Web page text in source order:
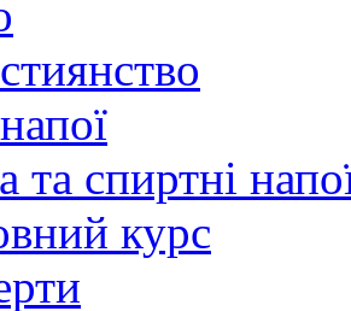
та спиртні
курс